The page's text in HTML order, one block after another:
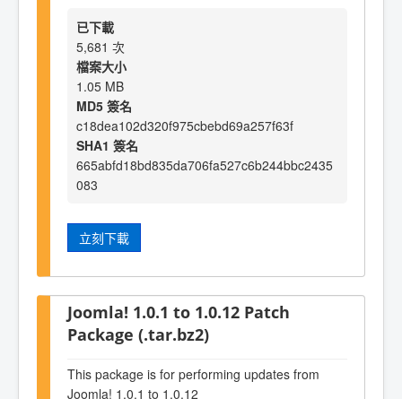
已下載
5,681 次
檔案大小
1.05 MB
MD5 簽名
c18dea102d320f975cbebd69a257f63f
SHA1 簽名
665abfd18bd835da706fa527c6b244bbc2435
083
立刻下載
Joomla! 1.0.1 to 1.0.12 Patch
Package (.tar.bz2)
This package is for performing updates from
Joomla! 1.0.1 to 1.0.12